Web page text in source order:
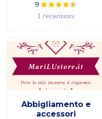
9
1 recensioni
Abbigliamento e
accessori